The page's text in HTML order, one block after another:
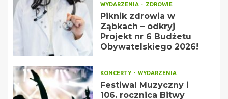
WYDARZENIA ZDROWIE
Piknik zdrowia w
Ząbkach – odkryj
Projekt nr 6 Budżetu
Obywatelskiego 2026!
KONCERTY WYDARZENIA
Festiwal Muzyczny i
106. rocznica Bitwy